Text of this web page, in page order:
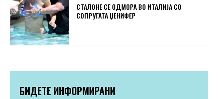
СТАЛОНЕ СЕ ОДМОРА ВО ИТАЛИЈА СО
СОПРУГАТА ЏЕНИФЕР
БИДЕТЕ ИНФОРМИРАНИ